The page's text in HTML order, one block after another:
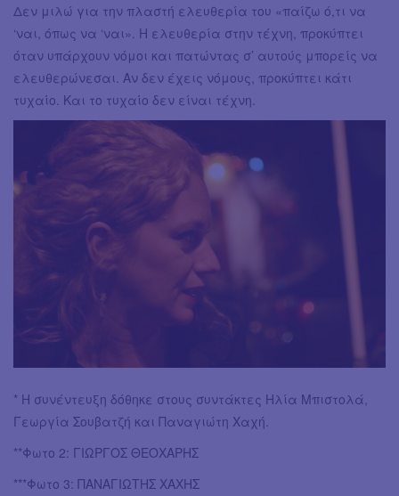
Δεν μιλώ για την πλαστή ελευθερία του «παίζω ό,τι να
‘ναι, όπως να ‘ναι». Η ελευθερία στην τέχνη, προκύπτει
όταν υπάρχουν νόμοι και πατώντας σ’ αυτούς μπορείς να
ελευθερώνεσαι. Αν δεν έχεις νόμους, προκύπτει κάτι
τυχαίο. Και το τυχαίο δεν είναι τέχνη.
* Η συνέντευξη δόθηκε στους συντάκτες Ηλία Μπιστολά,
Γεωργία Σουβατζή και Παναγιώτη Χαχή.
**Φωτο 2: ΓΙΩΡΓΟΣ ΘΕΟΧΑΡΗΣ
***Φωτο 3: ΠΑΝΑΓΙΩΤΗΣ ΧΑΧΗΣ